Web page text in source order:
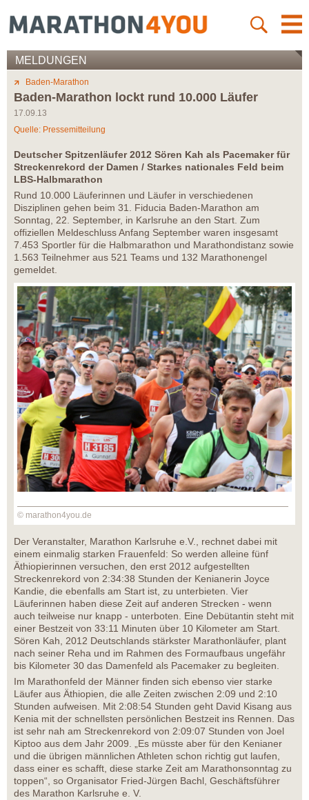
MELDUNGEN
Baden-Marathon
Baden-Marathon lockt rund 10.000 Läufer
17.09.13
Quelle: Pressemitteilung
Deutscher Spitzenläufer 2012 Sören Kah als Pacemaker für
Streckenrekord der Damen / Starkes nationales Feld beim
LBS-Halbmarathon
Rund 10.000 Läuferinnen und Läufer in verschiedenen
Disziplinen gehen beim 31. Fiducia Baden-Marathon am
Sonntag, 22. September, in Karlsruhe an den Start. Zum
offiziellen Meldeschluss Anfang September waren insgesamt
7.453 Sportler für die Halbmarathon und Marathondistanz sowie
1.563 Teilnehmer aus 521 Teams und 132 Marathonengel
gemeldet.
© marathon4you.de
Der Veranstalter, Marathon Karlsruhe e.V., rechnet dabei mit
einem einmalig starken Frauenfeld: So werden alleine fünf
Äthiopierinnen versuchen, den erst 2012 aufgestellten
Streckenrekord von 2:34:38 Stunden der Kenianerin Joyce
Kandie, die ebenfalls am Start ist, zu unterbieten. Vier
Läuferinnen haben diese Zeit auf anderen Strecken - wenn
auch teilweise nur knapp - unterboten. Eine Debütantin steht mit
einer Bestzeit von 33:11 Minuten über 10 Kilometer am Start.
Sören Kah, 2012 Deutschlands stärkster Marathonläufer, plant
nach seiner Reha und im Rahmen des Formaufbaus ungefähr
bis Kilometer 30 das Damenfeld als Pacemaker zu begleiten.
Im Marathonfeld der Männer finden sich ebenso vier starke
Läufer aus Äthiopien, die alle Zeiten zwischen 2:09 und 2:10
Stunden aufweisen. Mit 2:08:54 Stunden geht David Kisang aus
Kenia mit der schnellsten persönlichen Bestzeit ins Rennen. Das
ist sehr nah am Streckenrekord von 2:09:07 Stunden von Joel
Kiptoo aus dem Jahr 2009. „Es müsste aber für den Kenianer
und die übrigen männlichen Athleten schon richtig gut laufen,
dass einer es schafft, diese starke Zeit am Marathonsonntag zu
toppen“, so Organisator Fried-Jürgen Bachl, Geschäftsführer
des Marathon Karlsruhe e. V.